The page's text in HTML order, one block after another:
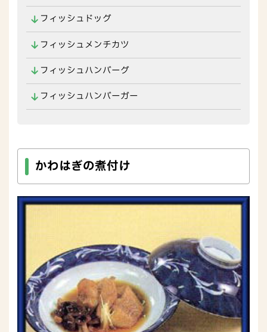
フィッシュドッグ
フィッシュメンチカツ
フィッシュハンバーグ
フィッシュハンバーガー
かわはぎの煮付け